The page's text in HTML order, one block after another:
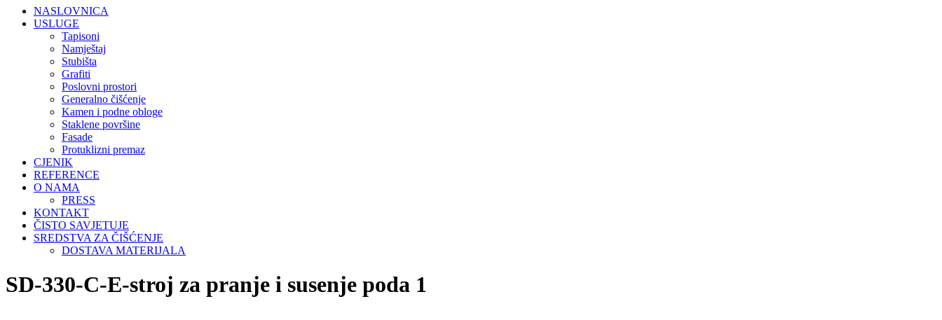
NASLOVNICA
USLUGE
Tapisoni
Namještaj
Stubišta
Grafiti
Poslovni prostori
Generalno čišćenje
Kamen i podne obloge
Staklene površine
Fasade
Protuklizni premaz
CJENIK
REFERENCE
O NAMA
PRESS
KONTAKT
ČISTO SAVJETUJE
SREDSTVA ZA ČIŠĆENJE
DOSTAVA MATERIJALA
SD-330-C-E-stroj za pranje i susenje poda 1